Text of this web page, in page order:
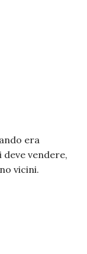
era
vendere,
vicini.